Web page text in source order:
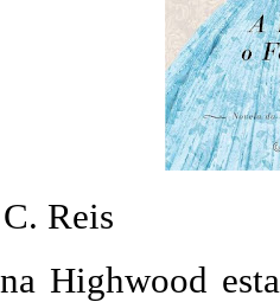
Reis
Highwood